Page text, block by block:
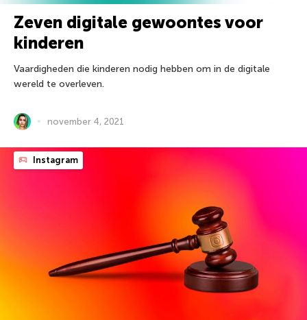
Zeven digitale gewoontes voor
kinderen
Vaardigheden die kinderen nodig hebben om in de digitale
wereld te overleven.
november 4, 2021
Instagram